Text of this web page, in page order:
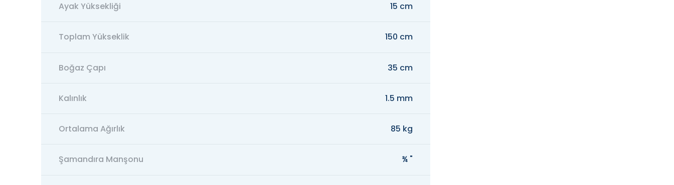
Ayak Yüksekliği 15 cm
Toplam Yükseklik 150 cm
Boğaz Çapı 35 cm
Kalınlık 1.5 mm
Ortalama Ağırlık 85 kg
Şamandıra Manşonu ¾ "